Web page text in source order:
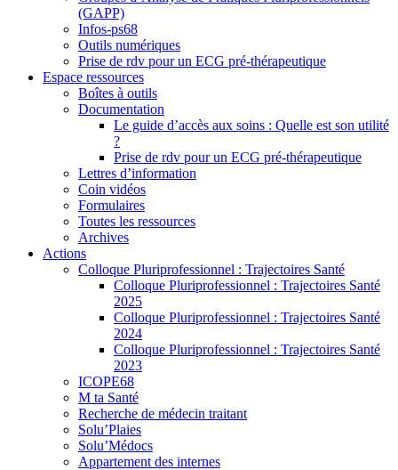
(GAPP)
Infos-ps68
Outils numériques
Prise de rdv pour un ECG pré-thérapeutique
Espace ressources
Boîtes à outils
Documentation
Le guide d’accès aux soins : Quelle est son utilité
?
Prise de rdv pour un ECG pré-thérapeutique
Lettres d’information
Coin vidéos
Formulaires
Toutes les ressources
Archives
Actions
Colloque Pluriprofessionnel : Trajectoires Santé
Colloque Pluriprofessionnel : Trajectoires Santé
2025
Colloque Pluriprofessionnel : Trajectoires Santé
2024
Colloque Pluriprofessionnel : Trajectoires Santé
2023
ICOPE68
M ta Santé
Recherche de médecin traitant
Solu’Plaies
Solu’Médocs
Appartement des internes